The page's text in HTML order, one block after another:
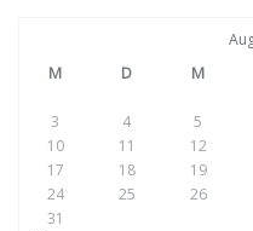
M
D M
3
4 5
10
11 12
17
18 19
24
25 26
31